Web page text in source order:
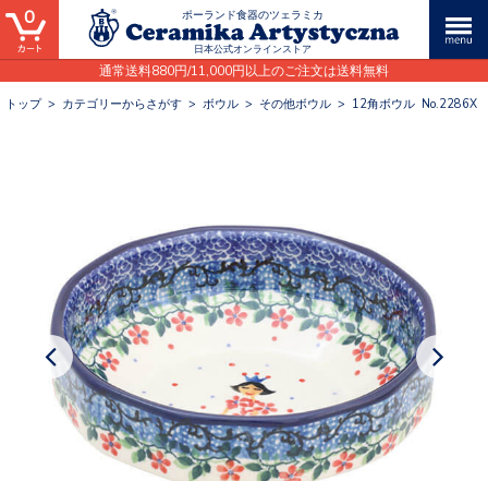
ポーランド食器のツェラミカ
日本公式オンラインストア
通常送料880円/11,000円以上のご注文は送料無料
0
トップ> カテゴリーからさがす > ボウル > その他ボウル > 12角ボウル No.2286X